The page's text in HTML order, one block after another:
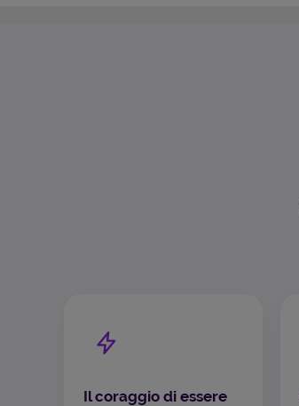
Il coraggio di essere